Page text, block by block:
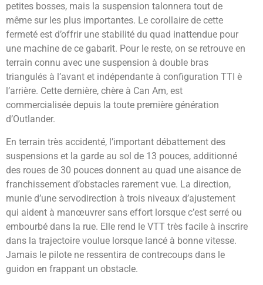
petites bosses, mais la suspension talonnera tout de
même sur les plus importantes. Le corollaire de cette
fermeté est d’offrir une stabilité du quad inattendue pour
une machine de ce gabarit. Pour le reste, on se retrouve en
terrain connu avec une suspension à double bras
triangulés à l’avant et indépendante à configuration TTI è
l’arrière. Cette dernière, chère à Can Am, est
commercialisée depuis la toute première génération
d’Outlander.
En terrain très accidenté, l’important débattement des
suspensions et la garde au sol de 13 pouces, additionné
des roues de 30 pouces donnent au quad une aisance de
franchissement d’obstacles rarement vue. La direction,
munie d’une servodirection à trois niveaux d’ajustement
qui aident à manœuvrer sans effort lorsque c’est serré ou
embourbé dans la rue. Elle rend le VTT très facile à inscrire
dans la trajectoire voulue lorsque lancé à bonne vitesse.
Jamais le pilote ne ressentira de contrecoups dans le
guidon en frappant un obstacle.